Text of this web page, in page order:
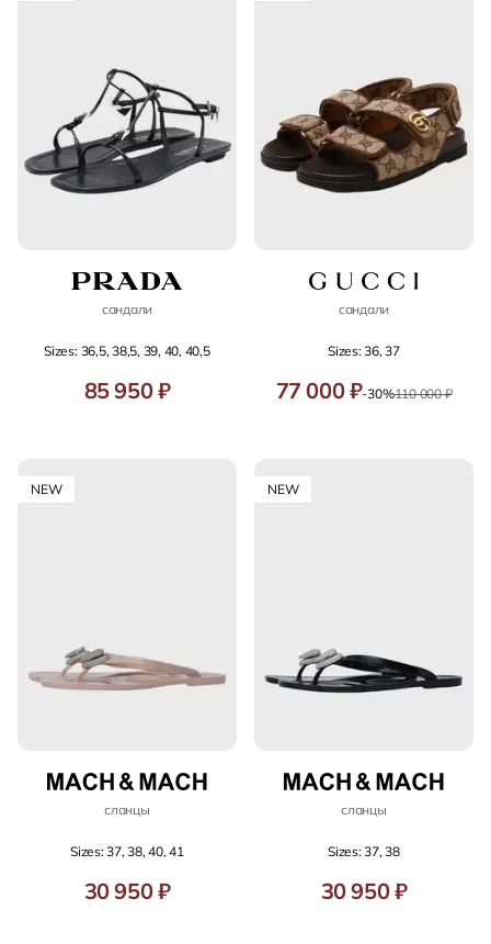
сандали
Sizes: 36,5, 38,5, 39, 40, 40,5
85 950 ₽
сандали
Sizes: 36, 37
77 000 ₽-30%110 000 ₽
NEW
сланцы
Sizes: 37, 38, 40, 41
30 950 ₽
NEW
сланцы
Sizes: 37, 38
30 950 ₽